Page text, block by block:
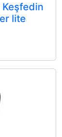
Keşfedin
lite